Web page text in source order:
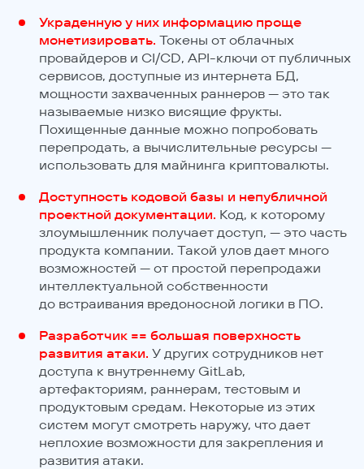
Украденную у них информацию проще
монетизировать. Токены от облачных
провайдеров и CI/CD, API-ключи от публичных
сервисов, доступные из интернета БД,
мощности захваченных раннеров — это так
называемые низко висящие фрукты.
Похищенные данные можно попробовать
перепродать, а вычислительные ресурсы —
использовать для майнинга криптовалюты.
Доступность кодовой базы и непубличной
проектной документации. Код, к которому
злоумышленник получает доступ, — это часть
продукта компании. Такой улов дает много
возможностей — от простой перепродажи
интеллектуальной собственности
до встраивания вредоносной логики в ПО.
Разработчик == большая поверхность
развития атаки. У других сотрудников нет
доступа к внутреннему GitLab,
артефакториям, раннерам, тестовым и
продуктовым средам. Некоторые из этих
систем могут смотреть наружу, что дает
неплохие возможности для закрепления и
развития атаки.